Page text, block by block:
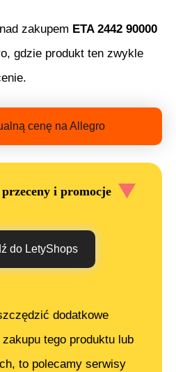
zakupem ETA 2442 90000
gdzie produkt ten zwykle
cenę na Allegro
i promocje
do LetyShops
dodatkowe
tego produktu lub
to polecamy serwisy